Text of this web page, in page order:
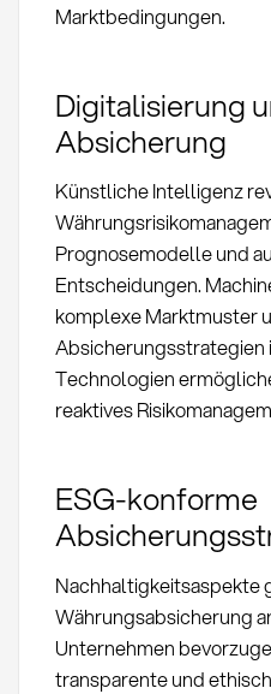
Marktbedingungen.
Digitalisierung
Absicherung
Künstliche Intelligenz
Prognosemodelle und
Entscheidungen.
komplexe Marktmuster
Absicherungsstrategien
Technologien
reaktives
ESG-konforme
Nachhaltigkeitsaspekte
Währungsabsicherung
Unternehmen
transparente und